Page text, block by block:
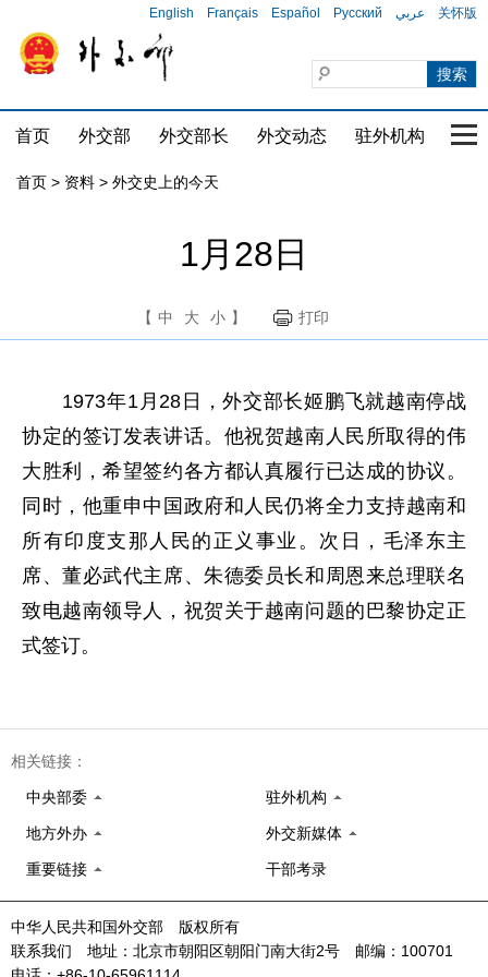
English Français Español Русский عربي 关怀版
首页 外交部 外交部长 外交动态 驻外机构 国
首页 > 资料 > 外交史上的今天
1月28日
【 中 大 小 】 打印
1973年1月28日，外交部长姬鹏飞就越南停战
协定的签订发表讲话。他祝贺越南人民所取得的伟
大胜利，希望签约各方都认真履行已达成的协议。
同时，他重申中国政府和人民仍将全力支持越南和
所有印度支那人民的正义事业。次日，毛泽东主
席、董必武代主席、朱德委员长和周恩来总理联名
致电越南领导人，祝贺关于越南问题的巴黎协定正
式签订。
相关链接：
中央部委 驻外机构
地方外办 外交新媒体
重要链接 干部考录
中华人民共和国外交部 版权所有
联系我们 地址：北京市朝阳区朝阳门南大街2号 邮编：100701